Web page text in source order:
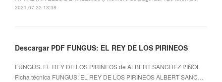
2021.07.22 13:38
Descargar PDF FUNGUS: EL REY DE LOS PIRINEOS
FUNGUS: EL REY DE LOS PIRINEOS de ALBERT SANCHEZ PIÑOL
Ficha técnica FUNGUS: EL REY DE LOS PIRINEOS ALBERT SANC…